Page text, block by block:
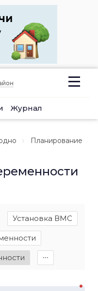
Журнал
Планирование
Установка ВМС
∙∙∙